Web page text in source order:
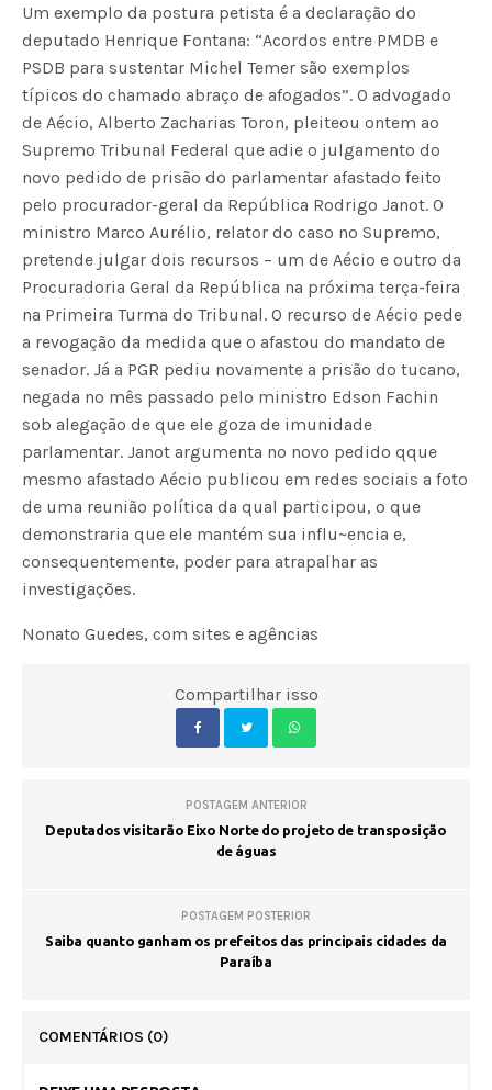
Um exemplo da postura petista é a declaração do
deputado Henrique Fontana: “Acordos entre PMDB e
PSDB para sustentar Michel Temer são exemplos
típicos do chamado abraço de afogados”. O advogado
de Aécio, Alberto Zacharias Toron, pleiteou ontem ao
Supremo Tribunal Federal que adie o julgamento do
novo pedido de prisão do parlamentar afastado feito
pelo procurador-geral da República Rodrigo Janot. O
ministro Marco Aurélio, relator do caso no Supremo,
pretende julgar dois recursos – um de Aécio e outro da
Procuradoria Geral da República na próxima terça-feira
na Primeira Turma do Tribunal. O recurso de Aécio pede
a revogação da medida que o afastou do mandato de
senador. Já a PGR pediu novamente a prisão do tucano,
negada no mês passado pelo ministro Edson Fachin
sob alegação de que ele goza de imunidade
parlamentar. Janot argumenta no novo pedido qque
mesmo afastado Aécio publicou em redes sociais a foto
de uma reunião política da qual participou, o que
demonstraria que ele mantém sua influ~encia e,
consequentemente, poder para atrapalhar as
investigações.
Nonato Guedes, com sites e agências
Compartilhar isso
POSTAGEM ANTERIOR
Deputados visitarão Eixo Norte do projeto de transposição
de águas
POSTAGEM POSTERIOR
Saiba quanto ganham os prefeitos das principais cidades da
Paraíba
COMENTÁRIOS (0)